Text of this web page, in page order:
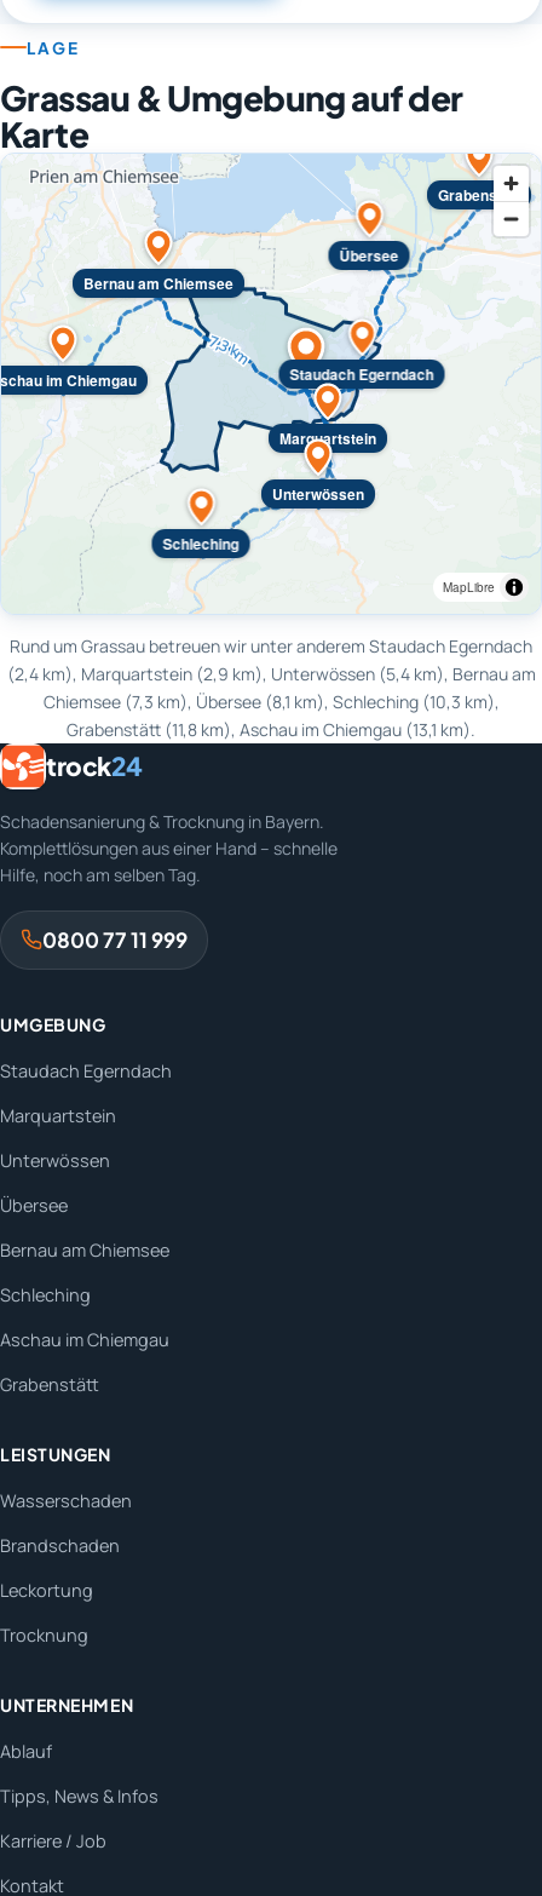
LAGE
Grassau & Umgebung auf der
Karte
Staudach Egerndach
Marquartstein
Unterwössen
Übersee
Bernau am Chiemsee
Schleching
im Chiemgau
Grabenstätt
MapLibre
Rund um Grassau betreuen wir unter anderem Staudach Egerndach
(2,4 km), Marquartstein (2,9 km), Unterwössen (5,4 km), Bernau am
Chiemsee (7,3 km), Übersee (8,1 km), Schleching (10,3 km),
Grabenstätt (11,8 km), Aschau im Chiemgau (13,1 km).
trock24
Schadensanierung & Trocknung in Bayern.
Komplettlösungen aus einer Hand – schnelle
Hilfe, noch am selben Tag.
0800 77 11 999
UMGEBUNG
Staudach Egerndach
Marquartstein
Unterwössen
Übersee
Bernau am Chiemsee
Schleching
Aschau im Chiemgau
Grabenstätt
LEISTUNGEN
Wasserschaden
Brandschaden
Leckortung
Trocknung
UNTERNEHMEN
Ablauf
Tipps, News & Infos
Karriere / Job
Kontakt